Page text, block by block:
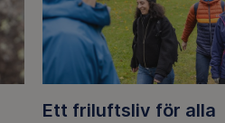
Ett friluftsliv för alla